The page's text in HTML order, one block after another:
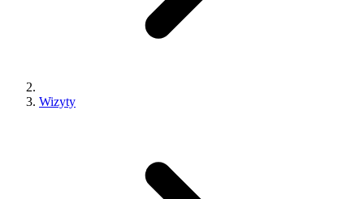
Wizyty